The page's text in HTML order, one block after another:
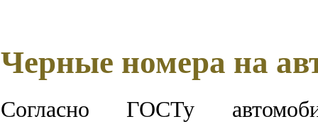
Черные номера на
Согласно ГОСТу